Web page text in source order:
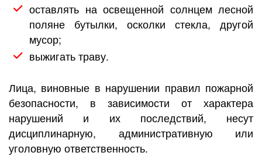
оставлять на освещенной солнцем лесной
поляне бутылки, осколки стекла, другой
мусор;
выжигать траву.
Лица, виновные в нарушении правил пожарной
безопасности, в зависимости от характера
нарушений и их последствий, несут
дисциплинарную, административную или
уголовную ответственность.